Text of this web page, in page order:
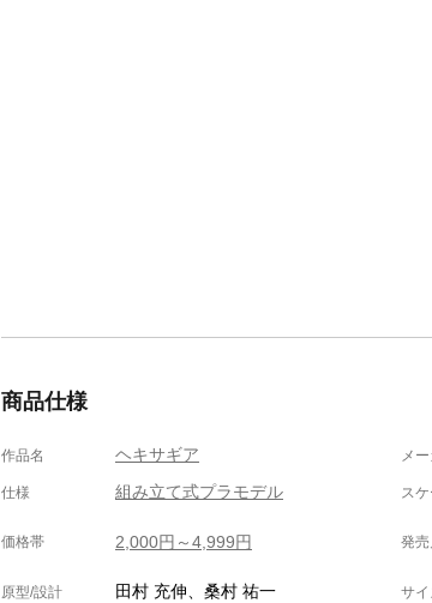
商品仕様
作品名 ヘキサギア メ
仕様 組み立て式プラモデル ス
価格帯 2,000円～4,999円 発売
原型/設計 田村 充伸、桑村 祐一 サ